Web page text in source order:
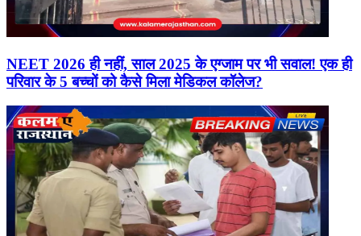
NEET 2026 ही नहीं, साल 2025 के एग्जाम पर भी सवाल! एक ही
परिवार के 5 बच्चों को कैसे मिला मेडिकल कॉलेज?